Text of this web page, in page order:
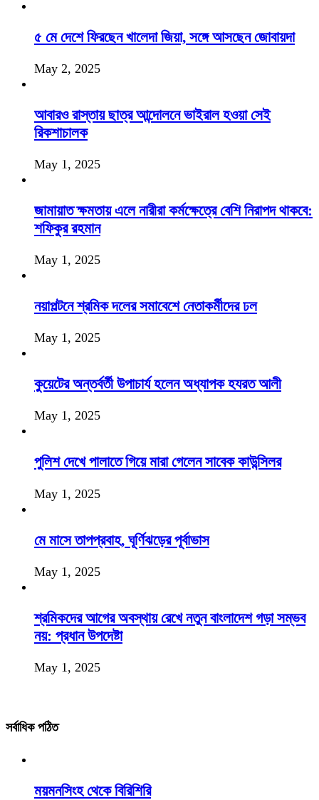
৫ মে দেশে ফিরছেন খালেদা জিয়া, সঙ্গে আসছেন জোবায়দা
May 2, 2025
আবারও রাস্তায় ছাত্র আন্দোলনে ভাইরাল হওয়া সেই
রিকশাচালক
May 1, 2025
জামায়াত ক্ষমতায় এলে নারীরা কর্মক্ষেত্রে বেশি নিরাপদ থাকবে:
শফিকুর রহমান
May 1, 2025
নয়াপল্টনে শ্রমিক দলের সমাবেশে নেতাকর্মীদের ঢল
May 1, 2025
কুয়েটের অন্তর্বর্তী উপাচার্য হলেন অধ্যাপক হযরত আলী
May 1, 2025
পুলিশ দেখে পালাতে গিয়ে মারা গেলেন সাবেক কাউন্সিলর
May 1, 2025
মে মাসে তাপপ্রবাহ, ঘূর্ণিঝড়ের পূর্বাভাস
May 1, 2025
শ্রমিকদের আগের অবস্থায় রেখে নতুন বাংলাদেশ গড়া সম্ভব
নয়: প্রধান উপদেষ্টা
May 1, 2025
সর্বাধিক পঠিত
ময়মনসিংহ থেকে বিরিশিরি